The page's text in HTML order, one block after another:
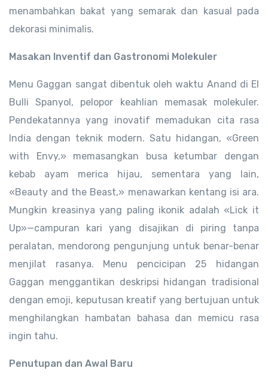
menambahkan bakat yang semarak dan kasual pada
dekorasi minimalis.
Masakan Inventif dan Gastronomi Molekuler
Menu Gaggan sangat dibentuk oleh waktu Anand di El
Bulli Spanyol, pelopor keahlian memasak molekuler.
Pendekatannya yang inovatif memadukan cita rasa
India dengan teknik modern. Satu hidangan, «Green
with Envy,» memasangkan busa ketumbar dengan
kebab ayam merica hijau, sementara yang lain,
«Beauty and the Beast,» menawarkan kentang isi ara.
Mungkin kreasinya yang paling ikonik adalah «Lick it
Up»—campuran kari yang disajikan di piring tanpa
peralatan, mendorong pengunjung untuk benar-benar
menjilat rasanya. Menu pencicipan 25 hidangan
Gaggan menggantikan deskripsi hidangan tradisional
dengan emoji, keputusan kreatif yang bertujuan untuk
menghilangkan hambatan bahasa dan memicu rasa
ingin tahu.
Penutupan dan Awal Baru